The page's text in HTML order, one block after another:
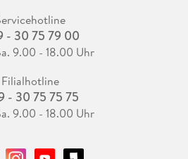
- 30 75 79 00
9.00 - 18.00 Uhr
Filialhotline
- 30 75 75 75
9.00 - 18.00 Uhr